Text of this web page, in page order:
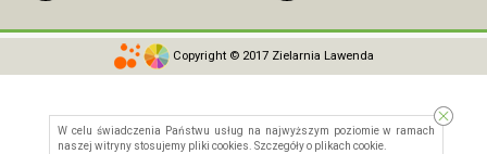
Copyright © 2017 Zielarnia Lawenda
W celu świadczenia Państwu usług na najwyższym poziomie w ramach
naszej witryny stosujemy pliki cookies. Szczegóły o plikach cookie.